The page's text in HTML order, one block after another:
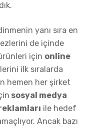
yanı sıra en
de içinde
için online
ilk sıralarda
hemen her şirket
sosyal medya
ile hedef
Ancak bazı